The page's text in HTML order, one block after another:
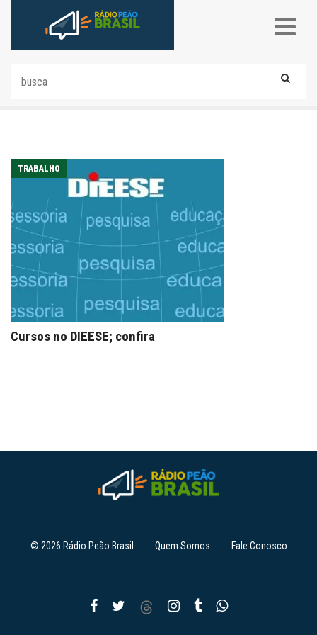
TRABALHO
Cursos no DIEESE; confira
© 2026 Rádio Peão Brasil Quem Somos Fale Conosco